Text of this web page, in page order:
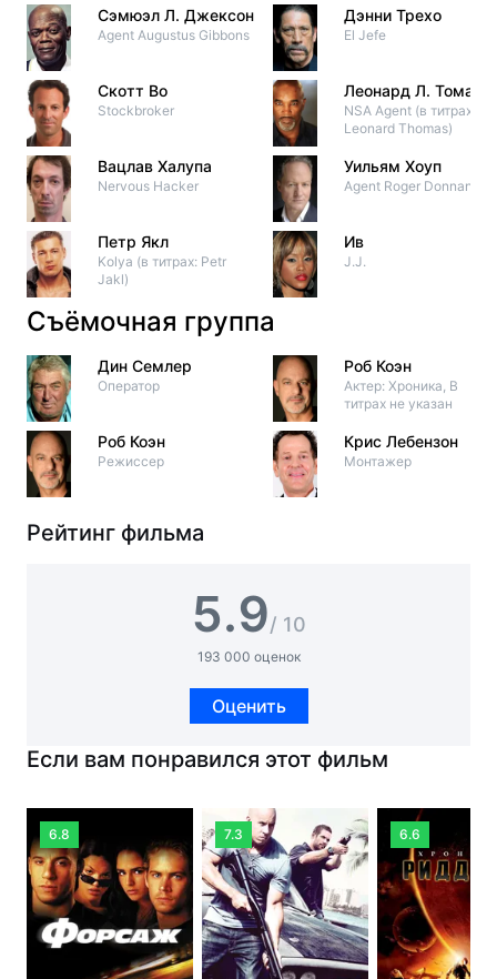
Сэмюэл Л. Джексон
Agent Augustus Gibbons
Скотт Во
Stockbroker
Вацлав Халупа
Nervous Hacker
Петр Якл
Kolya (в титрах: Petr
Jakl)
Дэнни Трехо
El Jefe
Леонард Л. Томас
NSA Agent (в титрах:
Leonard Thomas)
Уильям Хоуп
Agent Roger Donnan
Ив
J.J.
Съёмочная группа
Дин Семлер
Оператор
Роб Коэн
Режиссер
Роб Коэн
Актер: Хроника, В
титрах не указан
Крис Лебензон
Монтажер
Рейтинг фильма
5.9/ 10
193 000 оценок
Оценить
Если вам понравился этот фильм
6.8 7.3 6.6